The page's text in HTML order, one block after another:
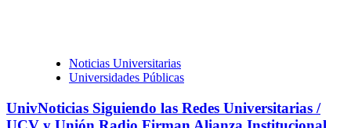
Noticias Universitarias
Universidades Públicas
UnivNoticias Siguiendo las Redes Universitarias /